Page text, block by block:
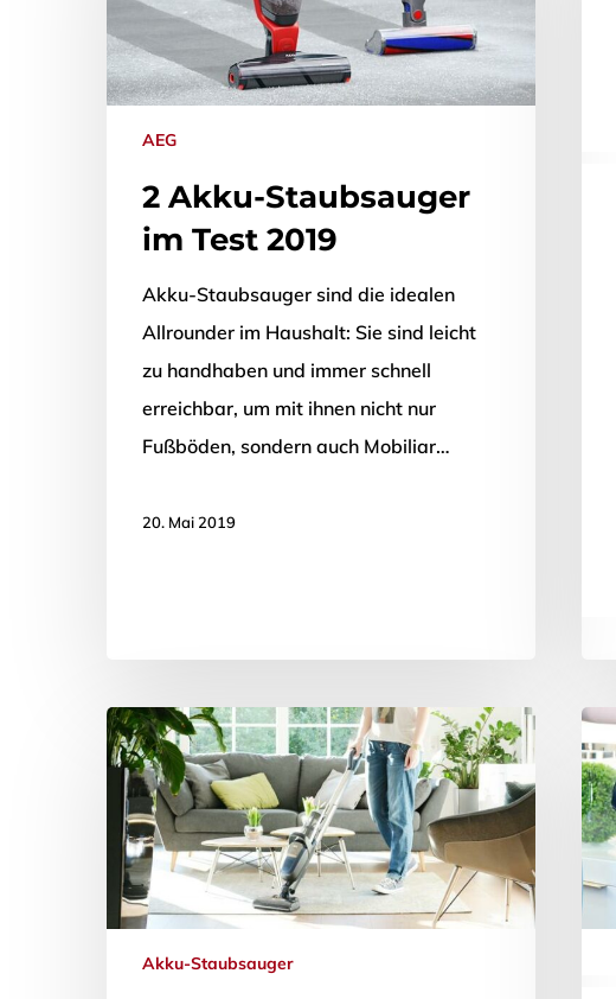
Drücken Sie Enter zum Suchen oder ESC zum Schließen.
AEG
2 Akku-Staubsauger
im Test 2019
Akku-Staubsauger sind die idealen
Allrounder im Haushalt: Sie sind leicht
zu handhaben und immer schnell
erreichbar, um mit ihnen nicht nur
Fußböden, sondern auch Mobiliar…
20. Mai 2019
Akku-Staubsauger